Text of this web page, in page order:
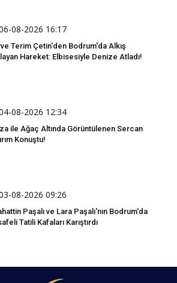
08-2026 16:17
Terim Çetin'den Bodrum'da Alkış
Hareket: Elbisesiyle Denize Atladı!
08-2026 12:34
ile Ağaç Altında Görüntülenen Sercan
Konuştu!
08-2026 09:26
Paşalı ve Lara Paşalı'nın Bodrum'da
Tatili Kafaları Karıştırdı